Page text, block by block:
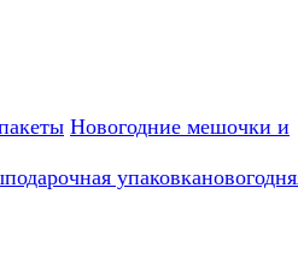
Новогодние мешочки и
подарочная упаковка